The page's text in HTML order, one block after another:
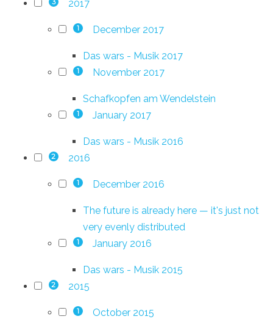
3 2017
1 December 2017
Das wars - Musik 2017
1 November 2017
Schafkopfen am Wendelstein
1 January 2017
Das wars - Musik 2016
2 2016
1 December 2016
The future is already here — it's just not
very evenly distributed
1 January 2016
Das wars - Musik 2015
2 2015
1 October 2015